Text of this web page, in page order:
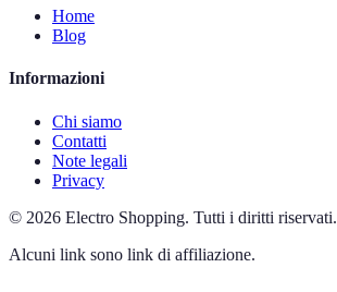
Home
Blog
Informazioni
Chi siamo
Contatti
Note legali
Privacy
© 2026 Electro Shopping. Tutti i diritti riservati.
Alcuni link sono link di affiliazione.